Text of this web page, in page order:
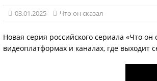
03.01.2025 Что он сказал
Новая серия российского сериала «Что
видеоплатформах и каналах, где выходит